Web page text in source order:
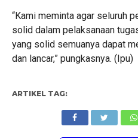
“Kami meminta agar seluruh
solid dalam pelaksanaan
yang solid semuanya dapat
dan lancar,” pungkasnya. (Ipu)
ARTIKEL TAG: